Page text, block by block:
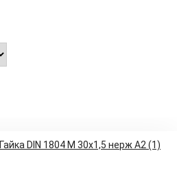
Гайка DIN 1804 M 30x1,5 нерж A2 (1)